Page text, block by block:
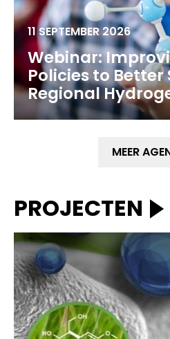
11 SEPTEMBER 2026
Webinar:
Policies to Better
Regional
MEER
PROJECTEN